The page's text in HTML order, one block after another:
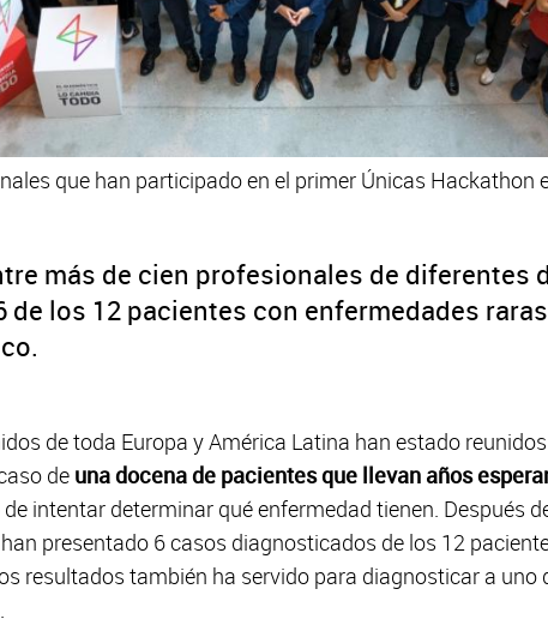
que han participado en el primer Únicas Hackathon
más de cien profesionales de diferentes
los 12 pacientes con enfermedades
de toda Europa y América Latina han estado
de una docena de pacientes que llevan años
intentar determinar qué enfermedad tienen. Después
presentado 6 casos diagnosticados de los 12
resultados también ha servido para diagnosticar a uno